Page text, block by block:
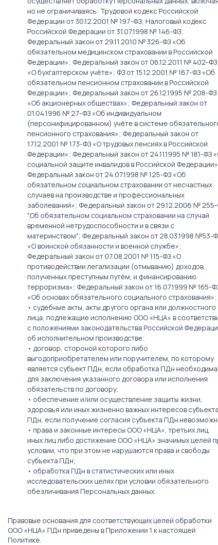
но не ограничиваясь: Трудовой кодекс Российской
Федерации от 30.12.2001 № 197-ФЗ; Налоговый кодекс
Российской Федерации от 31.07.1998 № 146-ФЗ;
Федеральный закон от 29.11.2010 № 326-ФЗ «Об
обязательном медицинском страховании в Российской
Федерации»; Федеральный закон от 06.12.2011 № 402-ФЗ
«О бухгалтерском учёте»; ФЗ от 15.12.2001 № 167-ФЗ «Об
обязательном пенсионном страховании в Российской
Федерации»; Федеральный закон от 26.12.1995 № 208-ФЗ
«Об акционерных обществах»; Федеральный закон от
01.04.1996 № 27-ФЗ «Об индивидуальном
(персонифицированном) учёте в системе
пенсионного страхования»; Федеральный закон от
17.12.2001 № 173-ФЗ «О трудовых пенсиях в Российской
Федерации»; Федеральный закон от 24.11.1995 № 181-ФЗ
социальной защите инвалидов в Российской
Федеральный закон от 24.07.1998 № 125-ФЗ «Об
обязательном социальном страховании от несчастных
случаев на производстве и профессиональных
заболеваний»; Федеральный закон от 29.12.2006 №
"Об обязательном социальном страховании на случай
временной нетрудоспособности и в связи с
материнством"; Федеральный закон от 28.03.1998 №53-
«О воинской обязанности и военной службе»;
Федеральный закон от 07.08.2001 № 115-ФЗ «О
противодействии легализации (отмыванию) доходов,
полученных преступным путём, и финансированию
терроризма»; Федеральный закон от 16.07.1999 № 165-
«Об основах обязательного социального страхования»;
• судебные акты, акты другого органа или должностного
лица, подлежащие исполнению ООО «НЦА» в
с положениями законодательства Российской
об исполнительном производстве;
• договор, стороной которого либо
выгодоприобретателем или поручителем, по которому
является субъект ПДн, если обработка ПДн необходима
для заключения указанного договора или исполнения
обязательств по договору;
• обеспечение и/или осуществление защиты жизни,
здоровья или иных жизненно важных интересов
ПДн, если получение согласия субъекта ПДн
• права и законные интересы ООО «НЦА», третьих лиц,
иных лиц либо достижение ООО «НЦА» значимых целей
условии, что при этом не нарушаются права и свободы
субъекта ПДн;
• обработка ПДн в статистических или иных
исследовательских целях при условии обязательного
обезличивания Персональных данных.
Правовые основания для соответствующих целей обработки
ООО «НЦА» ПДн приведены в Приложении 1 к настоящей
Политике.